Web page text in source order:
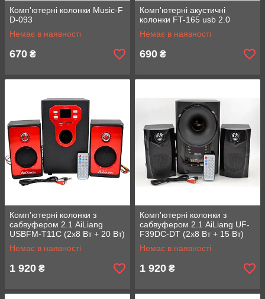
Комп'ютерні колонки Music-F
D-093
Немає в наявності
670 ₴
Комп'ютерні акустичні
колонки FT-165 usb 2.0
Немає в наявності
690 ₴
Комп'ютерні колонки з
сабвуфером 2.1 AiLiang
USBFM-T11C (2x8 Вт + 20 Вт)
Немає в наявності
1 920 ₴
Комп'ютерні колонки з
сабвуфером 2.1 AiLiang UF-
F39DC-DT (2x8 Вт + 15 Вт)
Немає в наявності
1 920 ₴